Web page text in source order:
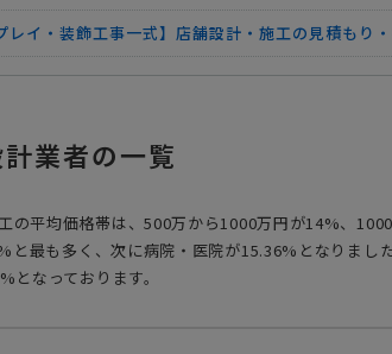
レイ・装飾工事一式】店舗設計・施工の見積もり
の店舗】店舗設計・施工の見積もり・提案依頼
業者の一覧
の平均価格帯は、500万から1000万円が14%、
と最も多く、次に病院・医院が15.36%となりま
なっております。